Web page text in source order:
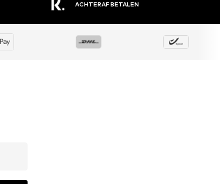
ACHTERAF BETALEN